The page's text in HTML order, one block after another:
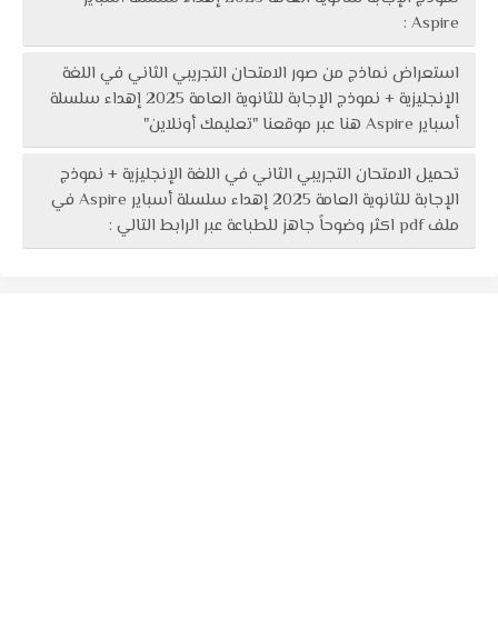
Aspire :
استعراض نماذج من صور الامتحان التجريبي الثاني في اللغة
الإنجليزية + نموذج الإجابة للثانوية العامة 2025 إهداء سلسلة
أسباير Aspire هنا عبر موقعنا "تعليمك أونلاين"
تحميل الامتحان التجريبي الثاني في اللغة الإنجليزية + نموذج
الإجابة للثانوية العامة 2025 إهداء سلسلة أسباير Aspire في
ملف pdf اكثر وضوحاً جاهز للطباعة عبر الرابط التالي :